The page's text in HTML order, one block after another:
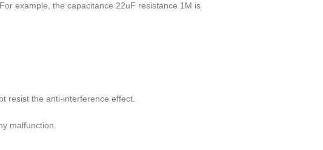
example, the capacitance 22uF resistance 1M is
resist the anti-interference effect.
malfunction.